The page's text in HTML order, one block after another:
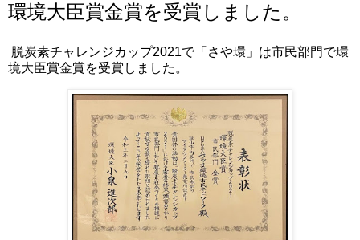
環境大臣賞金賞を受賞しました。
脱炭素チャレンジカップ2021で「さや環」は市民部門で環
境大臣賞金賞を受賞しました。